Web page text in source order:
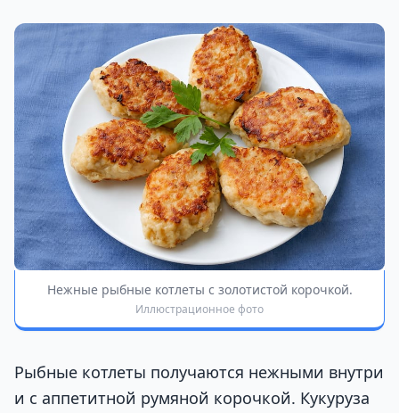
Нежные рыбные котлеты с золотистой корочкой.
Иллюстрационное фото
Рыбные котлеты получаются нежными внутри
и с аппетитной румяной корочкой. Кукуруза